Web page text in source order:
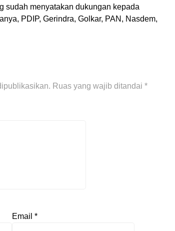
sudah menyatakan dukungan kepada
PDIP, Gerindra, Golkar, PAN, Nasdem,
Ruas yang wajib ditandai *
Email *